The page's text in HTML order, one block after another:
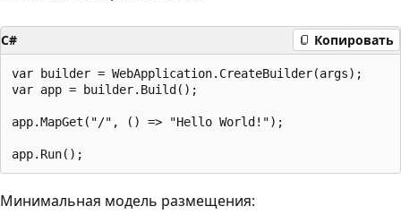
C# Копировать
var builder = WebApplication.CreateBuilder(args);
var app = builder.Build();
app.MapGet("/", () => "Hello World!");
Минимальная модель размещения: